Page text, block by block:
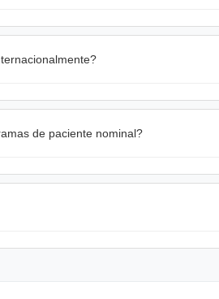
de paciente nominal?